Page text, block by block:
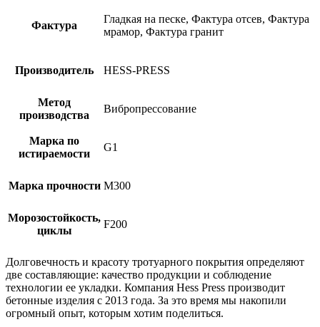
Фактура
Гладкая на песке, Фактура отсев, Фактура
мрамор, Фактура гранит
Производитель HESS-PRESS
Метод
производства
Вибропрессование
Марка по
истираемости
G1
Марка прочности М300
Морозостойкость,
циклы
F200
Долговечность и красоту тротуарного покрытия определяют
две составляющие: качество продукции и соблюдение
технологии ее укладки. Компания Hess Press производит
бетонные изделия с 2013 года. За это время мы накопили
огромный опыт, которым хотим поделиться.